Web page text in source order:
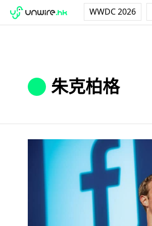
WWDC 2026
朱克柏格